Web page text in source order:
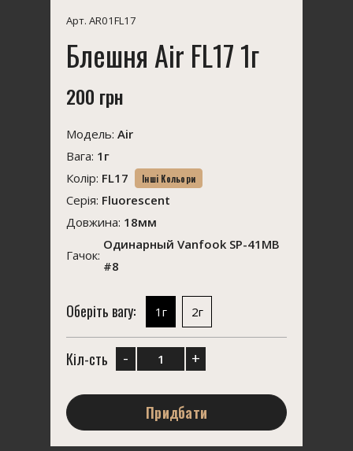
Арт. AR01FL17
Блешня Air FL17 1г
200 грн
Модель: Air
Вага: 1г
Колір: FL17 Інші Кольори
Серія: Fluorescent
Довжина: 18мм
Гачок:
Одинарный Vanfook SP-41MB
#8
Оберіть вагу: 1г 2г
Кіл-сть - +
Придбати